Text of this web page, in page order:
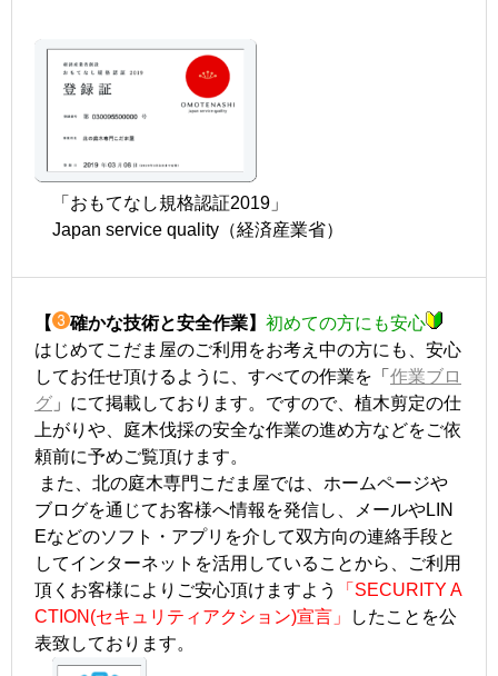
「おもてなし規格認証2019」
Japan service quality（経済産業省）
【 確かな技術と安全作業】 初めての方にも安心
はじめてこだま屋のご利用をお考え中の方にも、安心
してお任せ頂けるように、すべての作業を「 作業ブロ
グ 」にて掲載しております。ですので、植木剪定の仕
上がりや、庭木伐採の安全な作業の進め方などをご依
頼前に予めご覧頂けます。
また、北の庭木専門こだま屋では、ホームページや
ブログを通じてお客様へ情報を発信し、メールやLIN
Eなどのソフト・アプリを介して双方向の連絡手段と
してインターネットを活用していることから、ご利用
頂くお客様によりご安心頂けますよう
「SECURITY A
CTION(セキュリティアクション)宣言」
したことを公
表致しております。